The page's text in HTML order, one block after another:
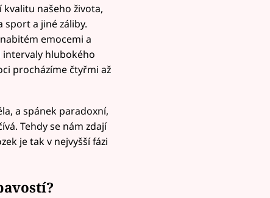
našeho života,
sport a jiné záliby.
emocemi a
intervaly hlubokého
procházíme čtyřmi až
a spánek paradoxní,
Tehdy se nám zdají
je tak v nejvyšší fázi